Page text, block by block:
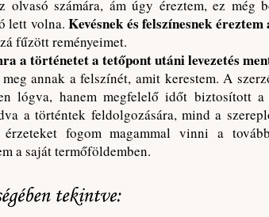
olvasó számára, ám úgy éreztem, ez még
lett volna.Kevésnek és felszínesnek
fűzött reményeimet.
a történetet a tetőpont utáni levezetés
annak a felszínét, amit kerestem. A
lógva, hanem megfelelő időt biztosított
a történtek feldolgozására, mind a
érzeteket fogom magammal vinni a
a saját termőföldemben.